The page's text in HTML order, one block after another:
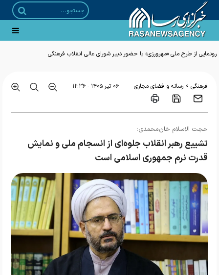
رونمایی از طرح ملی «مهرورزی» با حضور دبیر شورای عالی انقلاب فرهنگی
فرهنگی > رسانه و فضای مجازی ۰۶ تير ۱۴۰۵ - ۱۲:۳۶
حجت الاسلام خان‌محمدی:
تشییع رهبر انقلاب جلوه‌ای از انسجام ملی و نمایش
قدرت نرم جمهوری اسلامی است